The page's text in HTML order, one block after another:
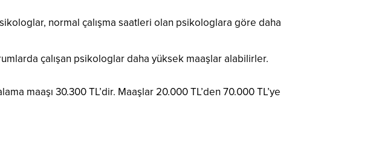
normal çalışma saatleri olan psikologlara göre daha
çalışan psikologlar daha yüksek maaşlar alabilirler.
maaşı 30.300 TL’dir. Maaşlar 20.000 TL’den 70.000 TL’ye